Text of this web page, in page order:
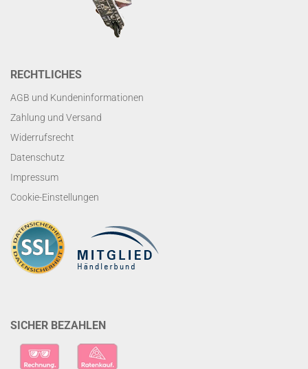
RECHTLICHES
AGB und Kundeninformationen
Zahlung und Versand
Widerrufsrecht
Datenschutz
Impressum
Cookie-Einstellungen
SICHER BEZAHLEN